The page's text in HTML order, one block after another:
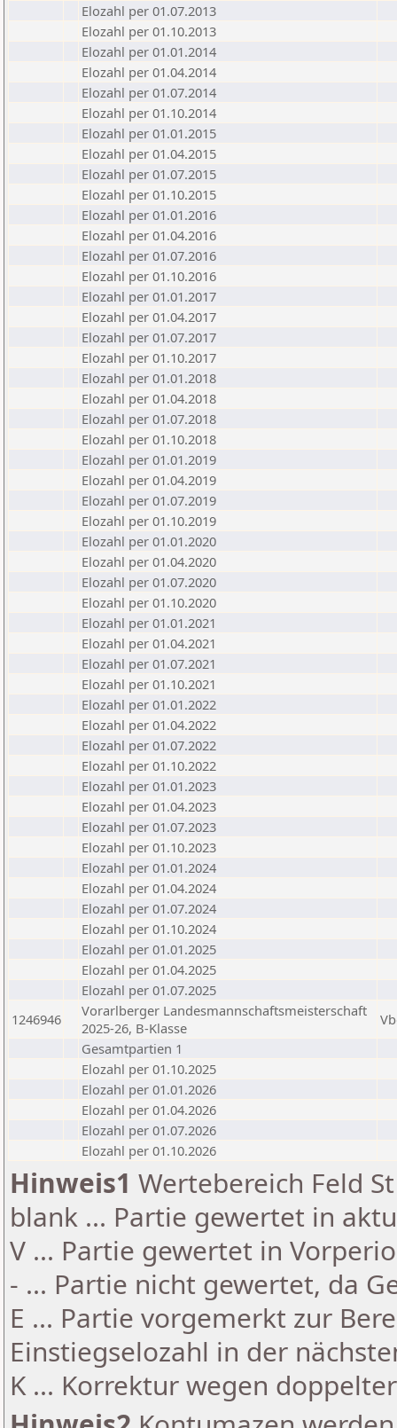
Elozahl per 01.07.2013
Elozahl per 01.10.2013
Elozahl per 01.01.2014
Elozahl per 01.04.2014
Elozahl per 01.07.2014
Elozahl per 01.10.2014
Elozahl per 01.01.2015
Elozahl per 01.04.2015
Elozahl per 01.07.2015
Elozahl per 01.10.2015
Elozahl per 01.01.2016
Elozahl per 01.04.2016
Elozahl per 01.07.2016
Elozahl per 01.10.2016
Elozahl per 01.01.2017
Elozahl per 01.04.2017
Elozahl per 01.07.2017
Elozahl per 01.10.2017
Elozahl per 01.01.2018
Elozahl per 01.04.2018
Elozahl per 01.07.2018
Elozahl per 01.10.2018
Elozahl per 01.01.2019
Elozahl per 01.04.2019
Elozahl per 01.07.2019
Elozahl per 01.10.2019
Elozahl per 01.01.2020
Elozahl per 01.04.2020
Elozahl per 01.07.2020
Elozahl per 01.10.2020
Elozahl per 01.01.2021
Elozahl per 01.04.2021
Elozahl per 01.07.2021
Elozahl per 01.10.2021
Elozahl per 01.01.2022
Elozahl per 01.04.2022
Elozahl per 01.07.2022
Elozahl per 01.10.2022
Elozahl per 01.01.2023
Elozahl per 01.04.2023
Elozahl per 01.07.2023
Elozahl per 01.10.2023
Elozahl per 01.01.2024
Elozahl per 01.04.2024
Elozahl per 01.07.2024
Elozahl per 01.10.2024
Elozahl per 01.01.2025
Elozahl per 01.04.2025
Elozahl per 01.07.2025
1246946
Vorarlberger Landesmannschaftsmeisterschaft
2025-26, B-Klasse
Gesamtpartien 1
Elozahl per 01.10.2025
Elozahl per 01.01.2026
Elozahl per 01.04.2026
Elozahl per 01.07.2026
Elozahl per 01.10.2026
Hinweis1 Wertebereich Feld
blank ... Partie gewertet in
V ... Partie gewertet in
- ... Partie nicht gewertet, da
E ... Partie vorgemerkt zur
Einstiegselozahl in der
K ... Korrektur wegen